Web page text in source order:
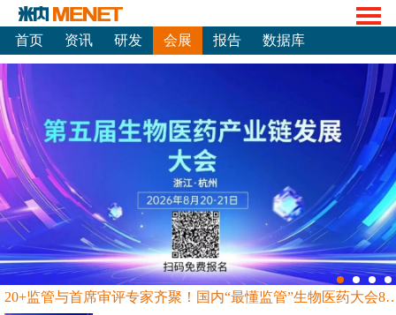
首页 资讯 研发 会展 报告 数据库
20+监管与首席审评专家齐聚！国内“最